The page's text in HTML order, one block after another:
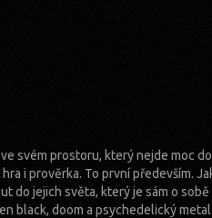
svém prostoru, který nejde moc
i prověrka. To první především.
do jejich světa, který je sám o
black, doom a psychedelický